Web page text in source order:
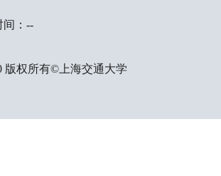
： --
版权所有©上海交通大学